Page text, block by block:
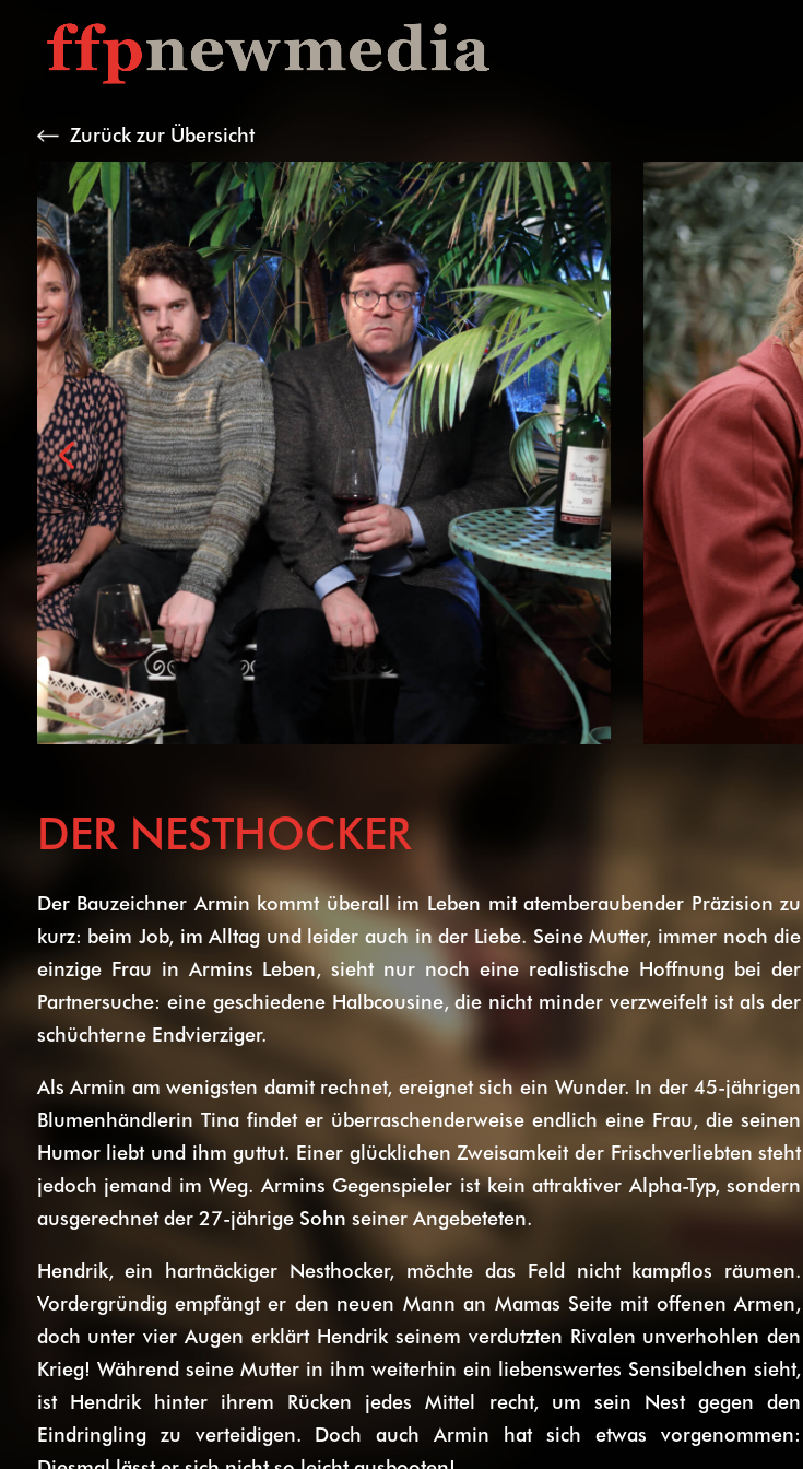
Zurück zur Übersicht
DER NESTHOCKER
Der Bauzeichner Armin kommt überall im Leben mit atemberaubender Präzision zu
kurz: beim Job, im Alltag und leider auch in der Liebe. Seine Mutter, immer noch die
einzige Frau in Armins Leben, sieht nur noch eine realistische Hoffnung bei der
Partnersuche: eine geschiedene Halbcousine, die nicht minder verzweifelt ist als der
schüchterne Endvierziger.
Als Armin am wenigsten damit rechnet, ereignet sich ein Wunder. In der 45-jährigen
Blumenhändlerin Tina findet er überraschenderweise endlich eine Frau, die seinen
Humor liebt und ihm guttut. Einer glücklichen Zweisamkeit der Frischverliebten steht
jedoch jemand im Weg. Armins Gegenspieler ist kein attraktiver Alpha-Typ, sondern
ausgerechnet der 27-jährige Sohn seiner Angebeteten.
Hendrik, ein hartnäckiger Nesthocker, möchte das Feld nicht kampflos räumen.
Vordergründig empfängt er den neuen Mann an Mamas Seite mit offenen Armen,
doch unter vier Augen erklärt Hendrik seinem verdutzten Rivalen unverhohlen den
Krieg! Während seine Mutter in ihm weiterhin ein liebenswertes Sensibelchen sieht,
ist Hendrik hinter ihrem Rücken jedes Mittel recht, um sein Nest gegen den
Eindringling zu verteidigen. Doch auch Armin hat sich etwas vorgenommen: